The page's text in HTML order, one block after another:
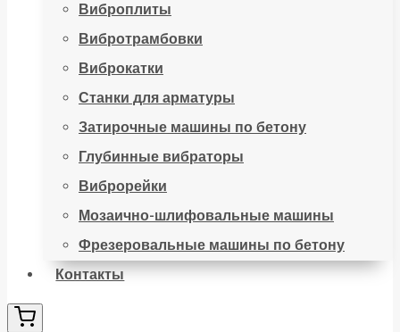
Виброплиты
Вибротрамбовки
Виброкатки
Станки для арматуры
Затирочные машины по бетону
Глубинные вибраторы
Виброрейки
Мозаично-шлифовальные машины
Фрезеровальные машины по бетону
Контакты